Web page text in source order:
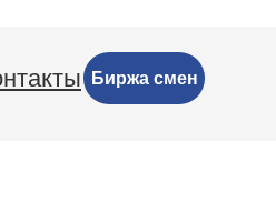
Биржа смен